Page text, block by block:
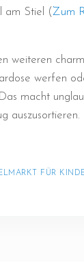
am Stiel (Zum
weiteren
werfen
macht
FÜR